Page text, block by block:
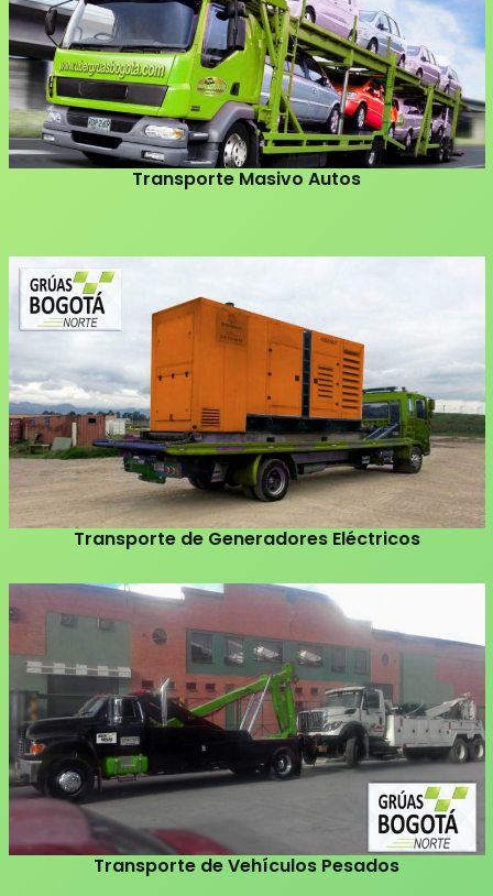
Transporte Masivo Autos
Transporte de Generadores Eléctricos
Transporte de Vehículos Pesados